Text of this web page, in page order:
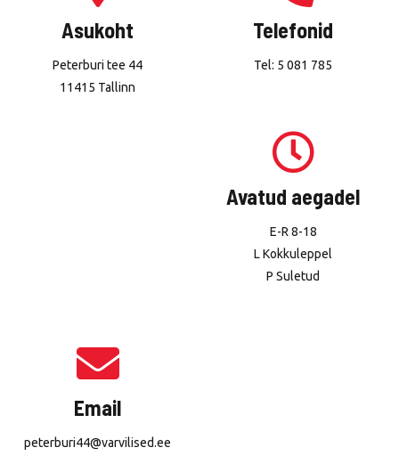
Asukoht
Peterburi tee 44
11415 Tallinn
Telefonid
Tel: 5 081 785
Avatud aegadel
E-R 8-18
L Kokkuleppel
P Suletud
Email
peterburi44@varvilised.ee